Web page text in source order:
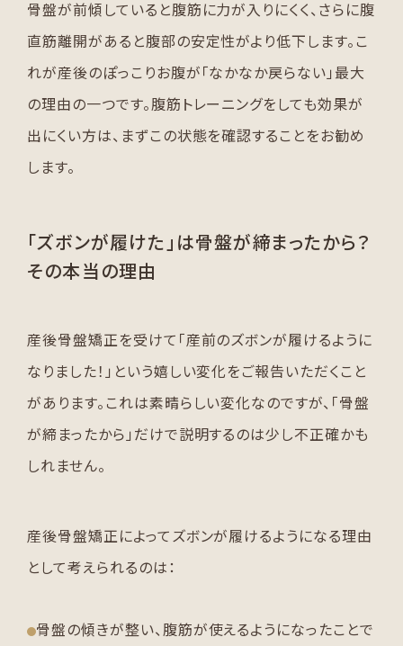
骨盤が前傾していると腹筋に力が入りにくく、さらに腹
直筋離開があると腹部の安定性がより低下します。こ
れが産後のぽっこりお腹が「なかなか戻らない」最大
の理由の一つです。腹筋トレーニングをしても効果が
出にくい方は、まずこの状態を確認することをお勧め
します。
「ズボンが履けた」は骨盤が締まったから？
その本当の理由
産後骨盤矯正を受けて「産前のズボンが履けるように
なりました！」という嬉しい変化をご報告いただくこと
があります。これは素晴らしい変化なのですが、「骨盤
が締まったから」だけで説明するのは少し不正確かも
しれません。
産後骨盤矯正によってズボンが履けるようになる理由
として考えられるのは：
骨盤の傾きが整い、腹筋が使えるようになったことで